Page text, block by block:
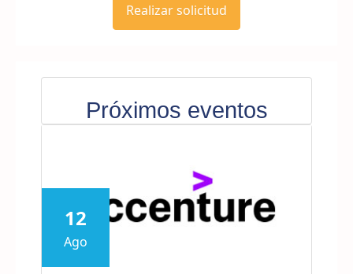
Realizar solicitud
Próximos eventos
12
Ago